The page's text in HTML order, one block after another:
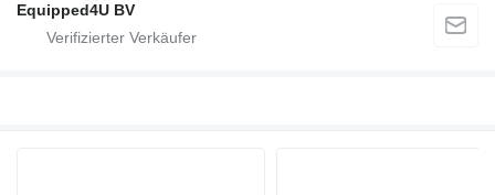
Equipped4U BV